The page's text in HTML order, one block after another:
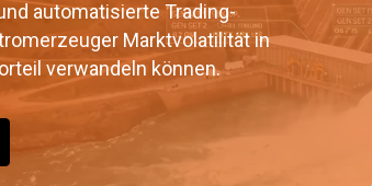
automatisierte Trading-
Marktvolatilität in
verwandeln können.